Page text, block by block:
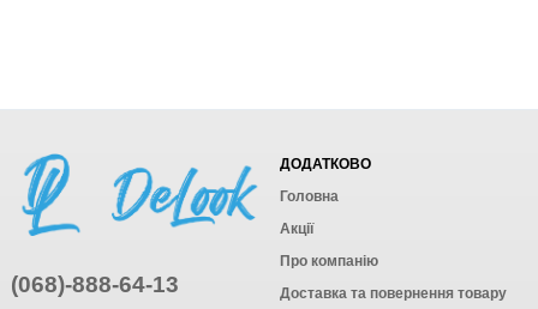
(068)-888-64-13
ДОДАТКОВО
Головна
Акції
Про компанію
Доставка та повернення товару